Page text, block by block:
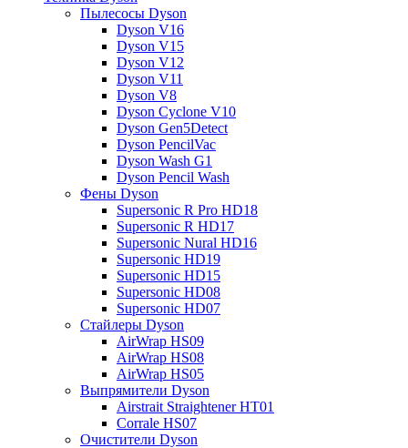
Пылесосы Dyson
Dyson V16
Dyson V15
Dyson V12
Dyson V11
Dyson V8
Dyson Cyclone V10
Dyson Gen5Detect
Dyson PencilVac
Dyson Wash G1
Dyson Pencil Wash
Фены Dyson
Supersonic R Pro HD18
Supersonic R HD17
Supersonic Nural HD16
Supersonic HD19
Supersonic HD15
Supersonic HD08
Supersonic HD07
Стайлеры Dyson
AirWrap HS09
AirWrap HS08
AirWrap HS05
Выпрямители Dyson
Airstrait Straightener HT01
Corrale HS07
Очистители Dyson